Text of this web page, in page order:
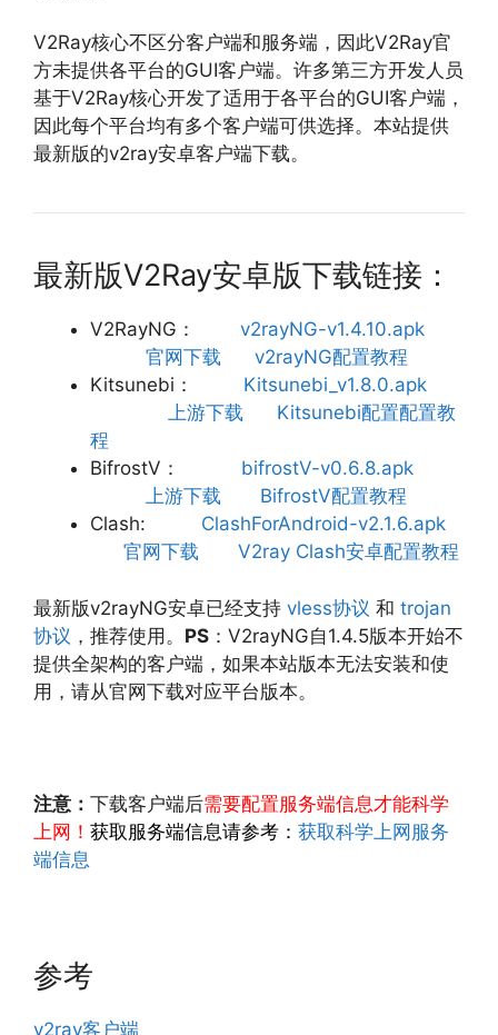
V2Ray核心不区分客户端和服务端，因此V2Ray官
方未提供各平台的GUI客户端。许多第三方开发人员
基于V2Ray核心开发了适用于各平台的GUI客户端，
因此每个平台均有多个客户端可供选择。本站提供
最新版的v2ray安卓客户端下载。
最新版V2Ray安卓版下载链接：
V2RayNG： v2rayNG-v1.4.10.apk
官网下载
v2rayNG配置教程
Kitsunebi： Kitsunebi_v1.8.0.apk
上游下载
Kitsunebi配置配置教
程
BifrostV： bifrostV-v0.6.8.apk
上游下载
BifrostV配置教程
Clash: ClashForAndroid-v2.1.6.apk
官网下载
V2ray Clash安卓配置教程
最新版v2rayNG安卓已经支持 vless协议 和 trojan
协议 ，推荐使用。 PS ：V2rayNG自1.4.5版本开始不
提供全架构的客户端，如果本站版本无法安装和使
用，请从官网下载对应平台版本。
注意： 下载客户端后需要配置服务端信息才能科学
上网！ 获取服务端信息请参考： 获取科学上网服务
端信息
参考
v2ray客户端